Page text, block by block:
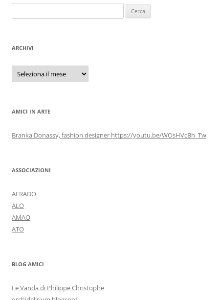
per:
ARCHIVI
Archivi
AMICI IN ARTE
Branka Donassy, fashion designer https://youtu.be/WOsHVcBh_Tw
ASSOCIAZIONI
AERADO
ALO
AMAO
ATO
BLOG AMICI
Le Vanda di Philippe Christophe